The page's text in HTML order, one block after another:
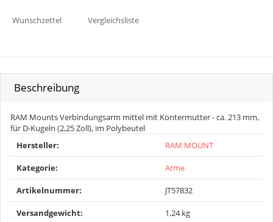
Wunschzettel Vergleichsliste
Beschreibung
RAM Mounts Verbindungsarm mittel mit Kontermutter - ca. 213 mm,
für D-Kugeln (2,25 Zoll), im Polybeutel
Produkteigenschaft
Wert
Hersteller: RAM MOUNT
Kategorie: Arme
Artikelnummer: JT57832
Versandgewicht‍: 1,24 kg